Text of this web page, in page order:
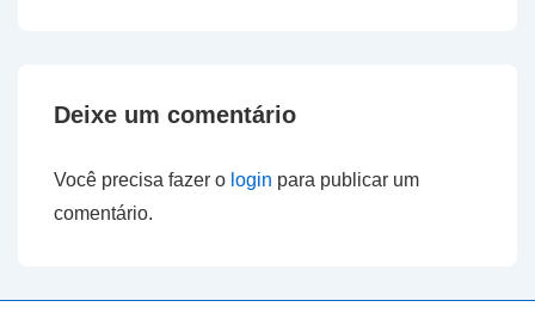
Deixe um comentário
Você precisa fazer o login para publicar um
comentário.